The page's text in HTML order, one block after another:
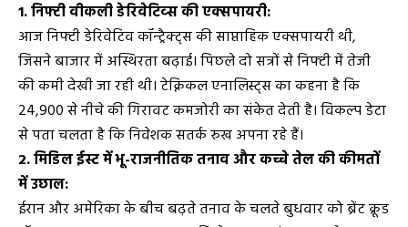
1. निफ्टी वीकली डेरिवेटिव्स की एक्सपायरी:
आज निफ्टी डेरिवेटिव कॉन्ट्रैक्ट्स की साप्ताहिक एक्सपायरी थी,
जिसने बाजार में अस्थिरता बढ़ाई। पिछले दो सत्रों से निफ्टी में तेजी
की कमी देखी जा रही थी। टेक्निकल एनालिस्ट्स का कहना है कि
24,900 से नीचे की गिरावट कमजोरी का संकेत देती है। विकल्प डेटा
से पता चलता है कि निवेशक सतर्क रुख अपना रहे हैं।
2. मिडिल ईस्ट में भू-राजनीतिक तनाव और कच्चे तेल की कीमतों
में उछाल:
ईरान और अमेरिका के बीच बढ़ते तनाव के चलते बुधवार को ब्रेंट क्रूड